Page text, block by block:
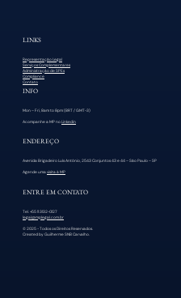
LINKS
Representação Legal
Serviços Complementares
Administração de SPEs
Compliance
Contato
INFO
Mon – Fri, 8am to 8pm (BRT / GMT−3)
Acompanhe a MP noLinkedin
ENDEREÇO
Avenida Brigadeiro Luís Antônio, 2543 Conjuntos 43 e 44 – São Paulo – SP
Agende umavisita à MP
ENTRE EM CONTATO
Tel. +55 11 3132-0127
legal@mplegal.com.br
© 2025 - Todos os Direitos Reservados.
Created by Guilherme SNB Carvalho.